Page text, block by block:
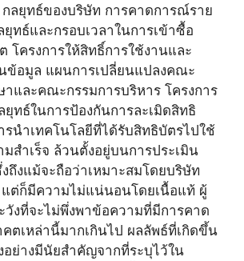
ลยุทธ์ของบริษัท การคาดการณ์ราย
ทธ์และกรอบเวลาในการเข้าซื้อ
โครงการให้สิทธิ์การใช้งานและ
ข้อมูล แผนการเปลี่ยนแปลงคณะ
าและคณะกรรมการบริหาร โครงการ
ทธ์ในการป้องกันการละเมิดสิทธิ
นำเทคโนโลยีที่ได้รับสิทธิบัตรไปใช้
มสำเร็จ ล้วนตั้งอยู่บนการประเมิน
ถึงแม้จะถือว่าเหมาะสมโดยบริษัท
แต่ก็มีความไม่แน่นอนโดยเนื้อแท้ ผู้
วังที่จะไม่พึ่งพาข้อความที่มีการคาด
ตเหล่านี้มากเกินไป ผลลัพธ์ที่เกิดขึ้น
อย่างมีนัยสำคัญจากที่ระบุไว้ใน